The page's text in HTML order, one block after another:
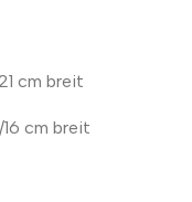
cm breit
16 cm breit